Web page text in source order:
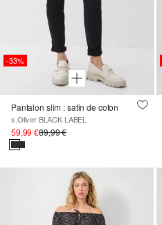
-33%
Pantalon slim : satin de coton
s.Oliver BLACK LABEL
59,99 €89,99 €